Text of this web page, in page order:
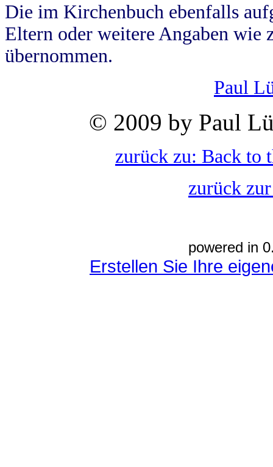
Die im Kirchenbuch ebenfalls
Eltern oder weitere Angaben wie
übernommen.
Paul
© 2009 by Paul
zurück zu: Back to
zurück
powered in
Erstellen Sie Ihre